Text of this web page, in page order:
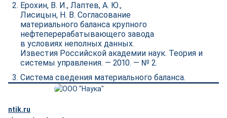
Ерохин, В. И., Лаптев, А. Ю.,
Лисицын, Н. В. Согласование
материального баланса крупного
нефтеперерабатывающего завода
в условиях неполных данных.
Известия Российской академии наук. Теория и
системы управления. — 2010. — № 2.
Система сведения материального баланса.
ntik.ru